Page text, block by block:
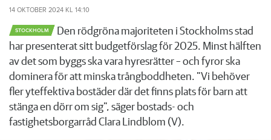
14 OKTOBER 2024 KL 14:10
STOCKHOLM
Den rödgröna majoriteten i Stockholms stad
har presenterat sitt budgetförslag för 2025. Minst hälften
av det som byggs ska vara hyresrätter – och fyror ska
dominera för att minska trångboddheten. "Vi behöver
fler yteffektiva bostäder där det finns plats för barn att
stänga en dörr om sig", säger bostads- och
fastighetsborgarråd Clara Lindblom (V).